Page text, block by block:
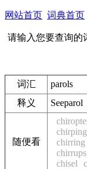
网站首页 词典首页
请输入您要查询的
词汇
parols
释义
Seeparol
随便看
chirping
chirring
chirrups
chisel